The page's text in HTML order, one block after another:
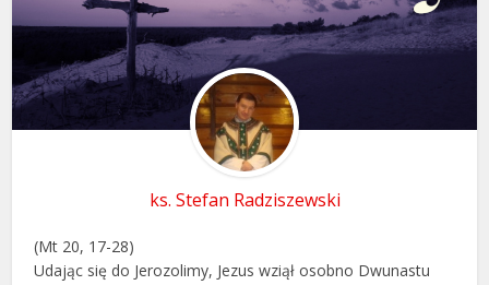
ks. Stefan Radziszewski
(Mt 20, 17-28)
Udając się do Jerozolimy, Jezus wziął osobno Dwunastu